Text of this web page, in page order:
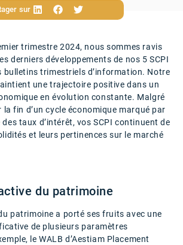
sur
trimestre 2024, nous sommes ravis
derniers développements de nos 5 SCPI
bulletins trimestriels d’information. Notre
une trajectoire positive dans un
en évolution constante. Malgré
la fin d’un cycle économique marqué par
taux d’intérêt, vos SCPI continuent de
et leurs pertinences sur le marché
du patrimoine
patrimoine a porté ses fruits avec une
de plusieurs paramètres
le WALB d’Aestiam Placement